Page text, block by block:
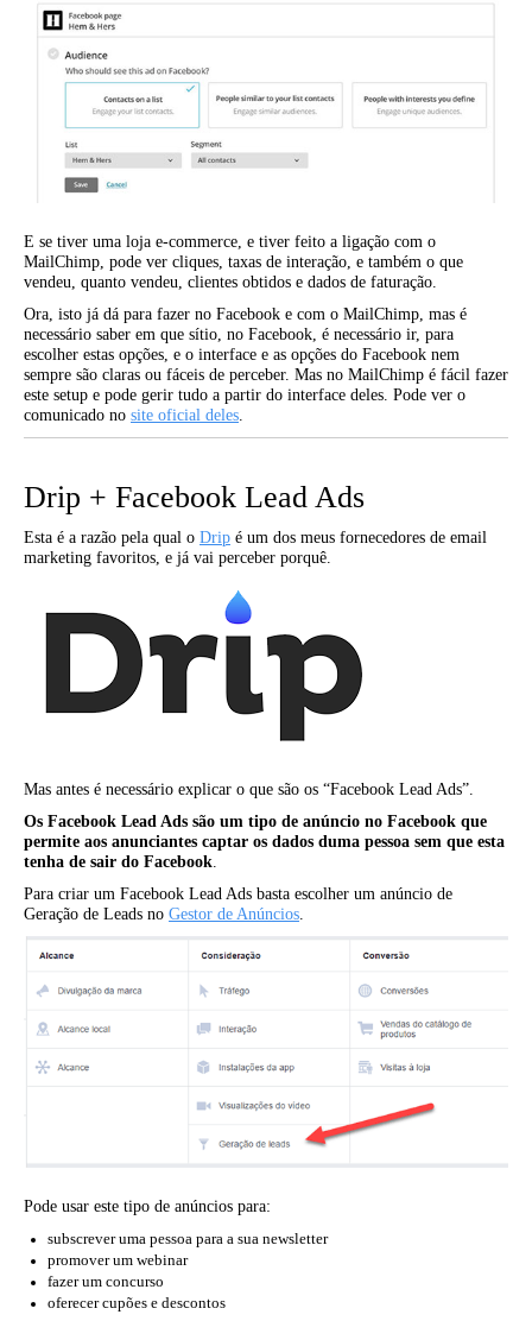
E se tiver uma loja e-commerce, e tiver feito a ligação com o
MailChimp, pode ver cliques, taxas de interação, e também o que
vendeu, quanto vendeu, clientes obtidos e dados de faturação.
Ora, isto já dá para fazer no Facebook e com o MailChimp, mas é
necessário saber em que sítio, no Facebook, é necessário ir, para
escolher estas opções, e o interface e as opções do Facebook nem
sempre são claras ou fáceis de perceber. Mas no MailChimp é fácil fazer
este setup e pode gerir tudo a partir do interface deles. Pode ver o
comunicado no site oficial deles
Drip + Facebook Lead Ads
Esta é a razão pela qual o Drip é um dos meus fornecedores de email
marketing favoritos, e já vai perceber porquê.
Mas antes é necessário explicar o que são os “Facebook Lead Ads”.
Os Facebook Lead Ads são um tipo de anúncio no Facebook que
permite aos anunciantes captar os dados duma pessoa sem que esta
tenha de sair do Facebook
Para criar um Facebook Lead Ads basta escolher um anúncio de
Geração de Leads no Gestor de Anúncios
Pode usar este tipo de anúncios para:
subscrever uma pessoa para a sua newsletter
promover um webinar
fazer um concurso
oferecer cupões e descontos